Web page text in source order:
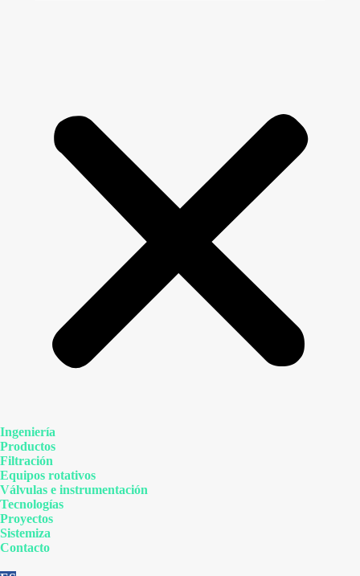
Ingeniería
Productos
Filtración
Equipos rotativos
Válvulas e instrumentación
Tecnologías
Proyectos
Sistemiza
Contacto